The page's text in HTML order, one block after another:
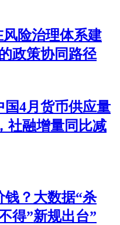
险治理体系建
政策协同路径
国4月货币供应量
社融增量同比减
钱？大数据“杀
得”新规出台”